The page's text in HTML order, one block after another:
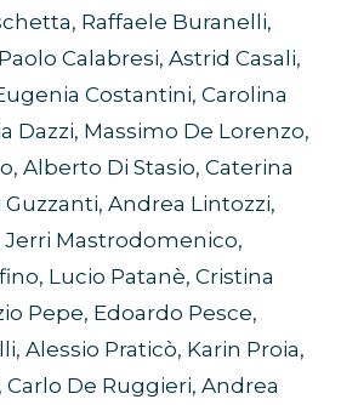
Raffaele Buranelli,
Calabresi, Astrid Casali,
Costantini, Carolina
Dazzi, Massimo De Lorenzo,
Alberto Di Stasio, Caterina
Andrea Lintozzi,
Jerri Mastrodomenico,
Lucio Patanè, Cristina
Pepe, Edoardo Pesce,
Alessio Praticò, Karin Proia,
De Ruggieri, Andrea